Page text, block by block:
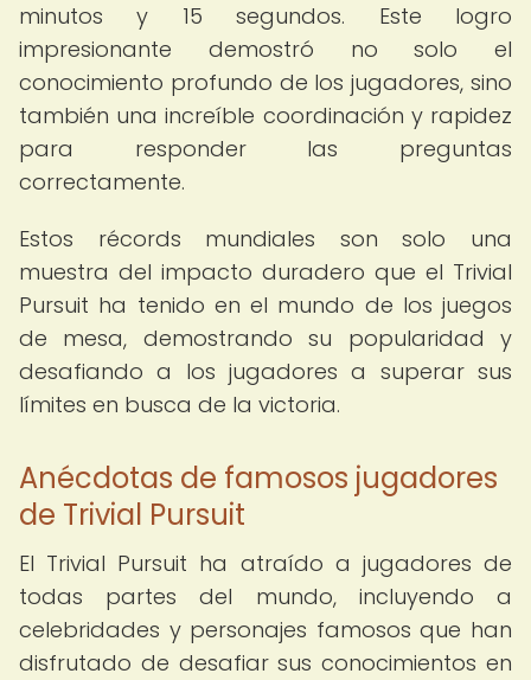
minutos y 15 segundos. Este logro
impresionante demostró no solo el
conocimiento profundo de los jugadores, sino
también una increíble coordinación y rapidez
para responder las preguntas
correctamente.
Estos récords mundiales son solo una
muestra del impacto duradero que el Trivial
Pursuit ha tenido en el mundo de los juegos
de mesa, demostrando su popularidad y
desafiando a los jugadores a superar sus
límites en busca de la victoria.
Anécdotas de famosos jugadores
de Trivial Pursuit
El Trivial Pursuit ha atraído a jugadores de
todas partes del mundo, incluyendo a
celebridades y personajes famosos que han
disfrutado de desafiar sus conocimientos en